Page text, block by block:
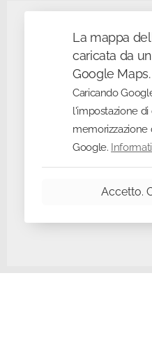
La mappa
caricata da
Google Maps.
Caricando
l'impostazione
memorizzazione
Google.
Accetto.